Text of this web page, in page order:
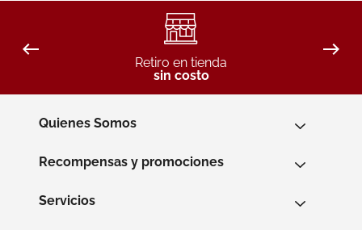
Retiro en tienda
sin costo
Quienes Somos
Recompensas y promociones
Servicios